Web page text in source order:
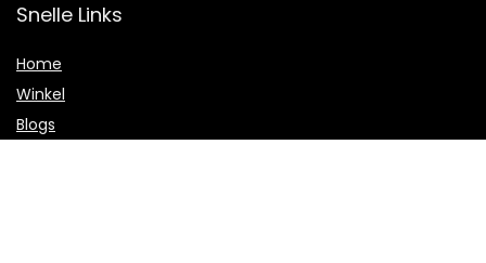
Snelle Links
Home
Winkel
Blogs